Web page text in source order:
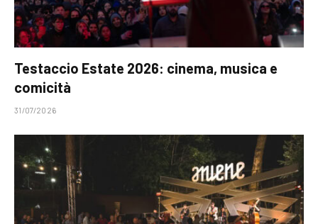
Testaccio Estate 2026: cinema, musica e
comicità
31/07/2026